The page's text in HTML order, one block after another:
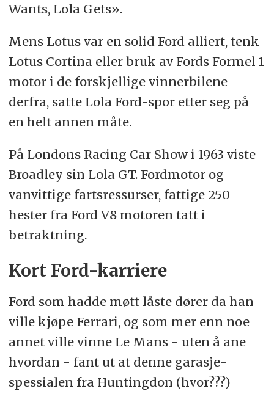
Wants, Lola Gets».
Mens Lotus var en solid Ford alliert, tenk
Lotus Cortina eller bruk av Fords Formel 1
motor i de forskjellige vinnerbilene
derfra, satte Lola Ford-spor etter seg på
en helt annen måte.
På Londons Racing Car Show i 1963 viste
Broadley sin Lola GT. Fordmotor og
vanvittige fartsressurser, fattige 250
hester fra Ford V8 motoren tatt i
betraktning.
Kort Ford-karriere
Ford som hadde møtt låste dører da han
ville kjøpe Ferrari, og som mer enn noe
annet ville vinne Le Mans - uten å ane
hvordan - fant ut at denne garasje-
spessialen fra Huntingdon (hvor???)